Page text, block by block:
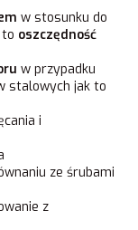
w stosunku do
oszczędność
w przypadku
stalowych jak to
i
ze śrubami
z